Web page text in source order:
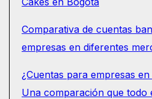
Comparativa de cuentas
empresas en diferentes
¿Cuentas para empresas
Una comparación que todo